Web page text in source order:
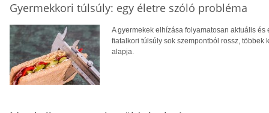
Gyermekkori túlsúly: egy életre szóló probléma
A gyermekek elhízása folyamatosan aktuális
fiatalkori túlsúly sok szempontból rossz,
alapja.